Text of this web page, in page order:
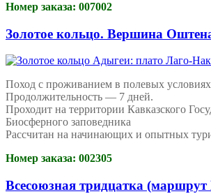
Номер заказа: 007002
Золотое кольцо. Вершина
Поход с проживанием в полевых
Продолжительность — 7 дней.
Проходит на территории Кавказского
Биосферного заповедника
Рассчитан на начинающих и опытных
Номер заказа: 002305
Всесоюзная тридцатка